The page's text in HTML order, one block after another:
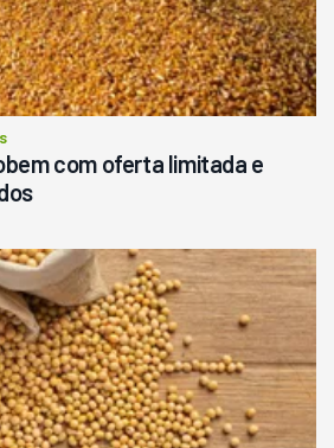
com oferta limitada e